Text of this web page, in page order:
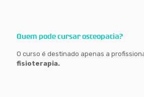
Quem pode cursar osteopatia?
O curso é destinado apenas a
fisioterapia.